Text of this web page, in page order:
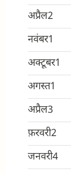
अप्रैल2
नवंबर1
अक्टूबर1
अगस्त1
अप्रैल3
फ़रवरी2
जनवरी4